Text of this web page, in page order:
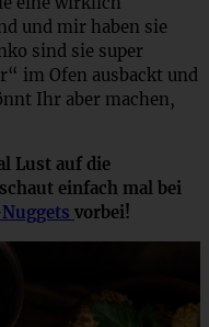
und mir haben sie
sind sie super
im Ofen ausbackt und
Ihr aber machen,
Lust auf die
einfach mal bei
vorbei!